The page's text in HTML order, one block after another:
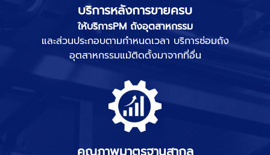
บริการหลังการขายครบ
ให้บริการPM ถังอุตสาหกรรม
และส่วนประกอบตามกำหนดเวลา บริการซ่อมถัง
อุตสาหกรรมแม้ติดตั้งมาจากที่อื่น
คุณภาพมาตรฐานสากล